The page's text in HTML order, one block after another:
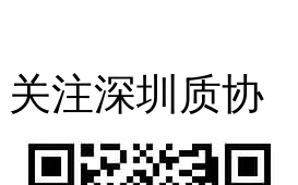
关注深圳质协